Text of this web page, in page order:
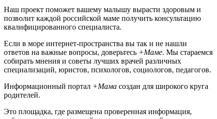
Наш проект поможет вашему малышу вырасти здоровым и
позволит каждой российской маме получить консультацию
квалифицированного специалиста.
Если в море интернет-пространства вы так и не нашли
ответов на важные вопросы, доверьтесь +Маме. Мы стараемся
собирать мнения и советы лучших врачей различных
специализаций, юристов, психологов, социологов, педагогов.
Информационный портал +Мама создан для широкого круга
родителей.
Это площадка, где размещена проверенная информация,